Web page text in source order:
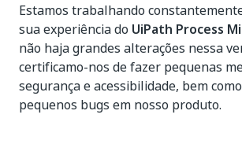
Estamos trabalhando
sua experiência do UiPath Process
não haja grandes alterações nessa
certificamo-nos de fazer pequenas
segurança e acessibilidade, bem
pequenos bugs em nosso produto.